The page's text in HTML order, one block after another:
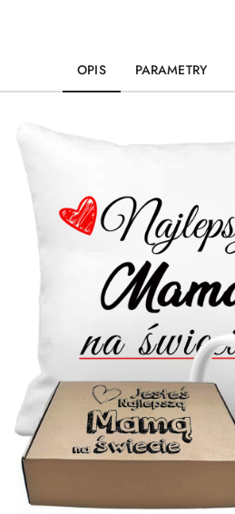
OPIS PARAMETRY